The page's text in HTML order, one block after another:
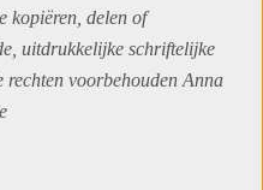
kopiëren, delen of
uitdrukkelijke schriftelijke
rechten voorbehouden Anna